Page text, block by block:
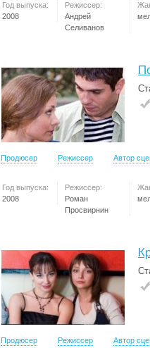
Год выпуска:
2008
Режиссер:
Андрей
Селиванов
Продюсер Режиссер Автор
Год выпуска:
2008
Режиссер:
Роман
Просвирнин
Продюсер Режиссер Автор